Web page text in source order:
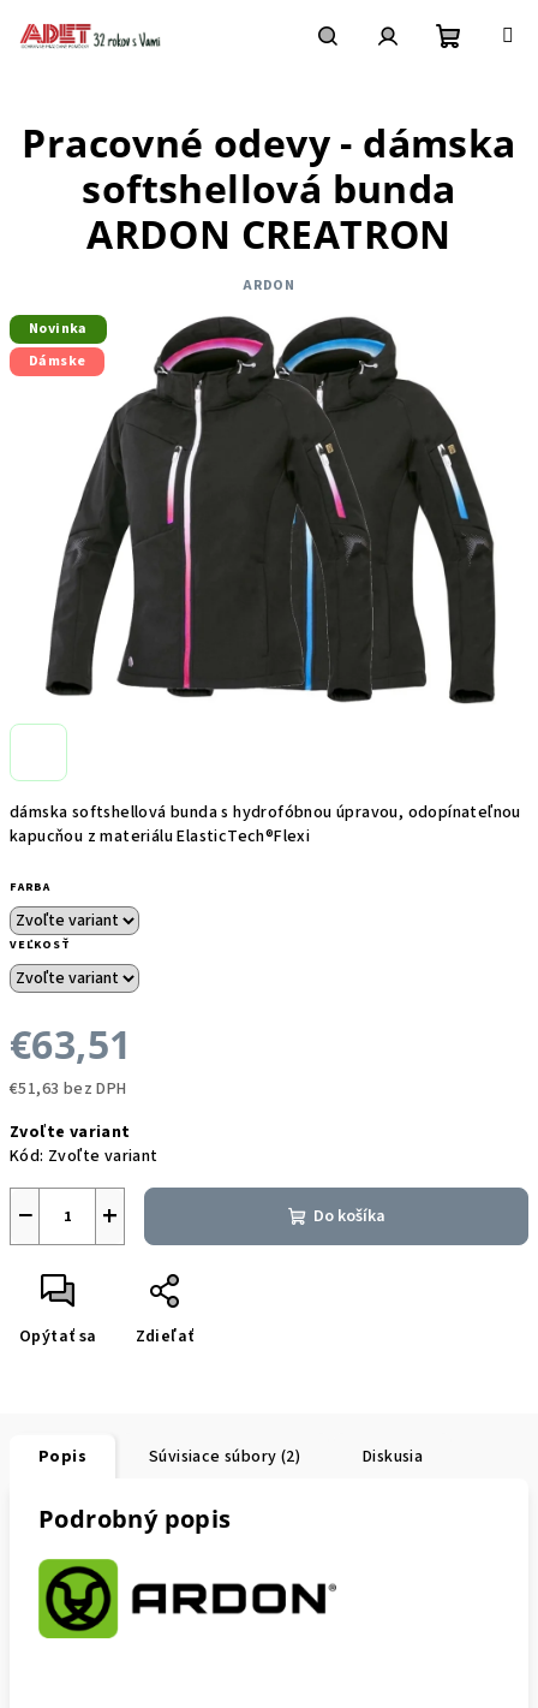
košík
dámska softshellová bunda s hydrofóbnou úpravou, odopínateľnou
kapucňou z materiálu ElasticTech®Flexi
FARBA
VEĽKOSŤ
€63,51
€51,63 bez DPH
cena:
Zvoľte variant
Kód: Zvoľte variant
+
− Do košíka
Opýtať sa Zdieľať
Pracovné odevy - dámska
softshellová bunda
ARDON CREATRON
ARDON
Novinka
Dámske
Popis Súvisiace súbory (2) Diskusia
Podrobný popis